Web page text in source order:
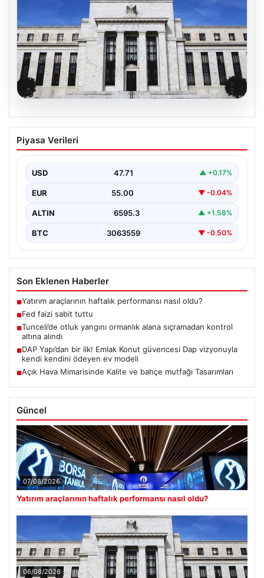
Fed faizi sabit tuttu
Piyasa Verileri
USD 47.71 ▲ +0.17%
EUR 55.00 ▼ -0.04%
ALTIN 6595.3 ▲ +1.58%
BTC 3063559 ▼ -0.50%
Son Eklenen Haberler
■Yatırım araçlarının haftalık performansı nasıl oldu?
■Fed faizi sabit tuttu
■Tunceli’de otluk yangını ormanlık alana sıçramadan kontrol
altına alındı
■DAP Yapı’dan bir ilk! Emlak Konut güvencesi Dap vizyonuyla
kendi kendini ödeyen ev modeli
■Açık Hava Mimarisinde Kalite ve bahçe mutfağı Tasarımları
Güncel
07/08/2026
Yatırım araçlarının haftalık performansı nasıl oldu?
06/08/2026